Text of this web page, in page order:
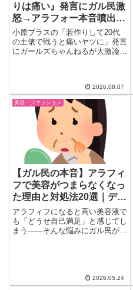
りは痛い』発言にガル民激
怒→アラフォー本音噴出ｗ
ｗｗ
小原ブラスの「若作りして20代
の土俵で戦うと痛いヤツに」発言
にガールズちゃんねるが大激論。
ドや93歳おばあちゃんの涙腺崩
壊エピソードまで、老いと美容を
めぐるガチ本音まとめ。
2026.08.07
美容・ファッション
【ガル民の本音】アラフィ
フで美容がつまらなくなっ
た理由と対処法20選｜デパ
コス・美容医療・自己満の
切り替え
アラフィフになると高い美容液で
も「どうせ自己満足」と感じてし
まう――そんな悩みにガル民が答
替えまで本音を厳選。 2026.05.24